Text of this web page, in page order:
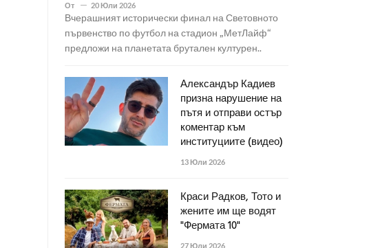
От 20 Юли 2026
Вчерашният исторически финал на Световното
първенство по футбол на стадион „МетЛайф“
предложи на планетата брутален културен..
Александър Кадиев
призна нарушение на
пътя и отправи остър
коментар към
институциите (видео)
13 Юли 2026
Краси Радков, Тото и
жените им ще водят
"Фермата 10"
27 Юли 2026